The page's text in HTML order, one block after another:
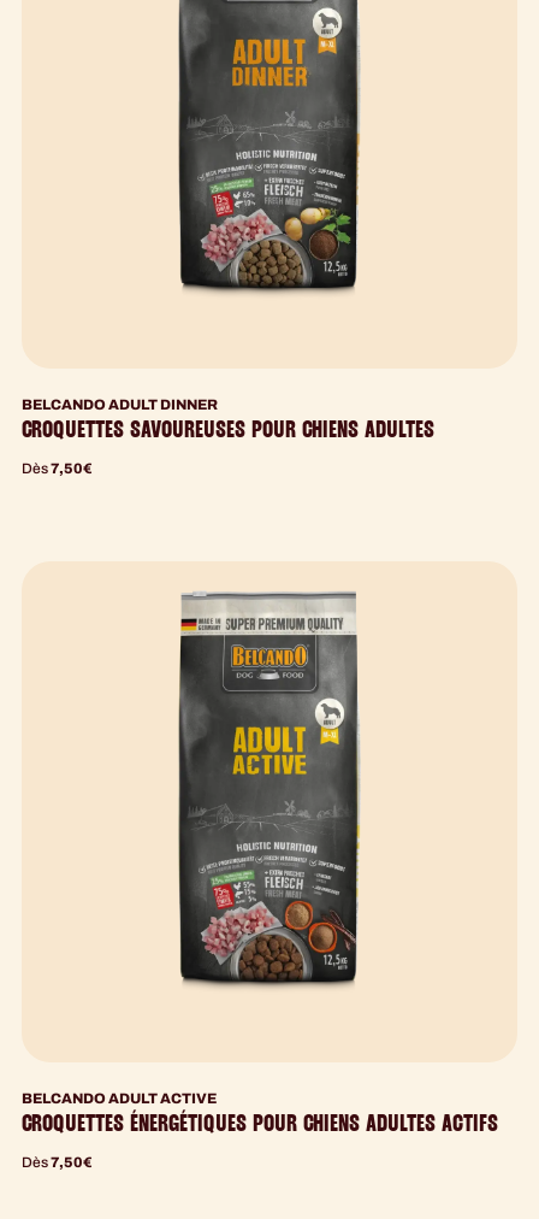
BELCANDO ADULT DINNER
CROQUETTES SAVOUREUSES POUR CHIENS ADULTES
Dès7,50€
BELCANDO ADULT ACTIVE
CROQUETTES ÉNERGÉTIQUES POUR CHIENS ADULTES ACTIFS
Dès7,50€